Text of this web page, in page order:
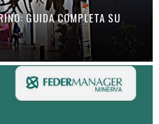
GUIDA COMPLETA SU